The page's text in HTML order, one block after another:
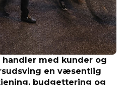
med kunder og
en væsentlig
budgettering og